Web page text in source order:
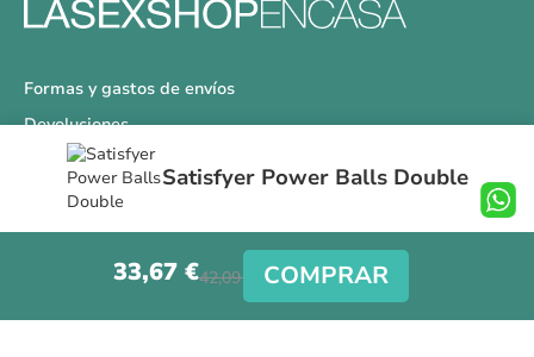
Satisfyer Power Balls Double
33,67 €42,09 € COMPRAR
Formas y gastos de envíos
Devoluciones
Información Tallas
Protección a Compradores
Nuestra Tienda
Aviso Legal
Síguenos en nuestras redes sociales